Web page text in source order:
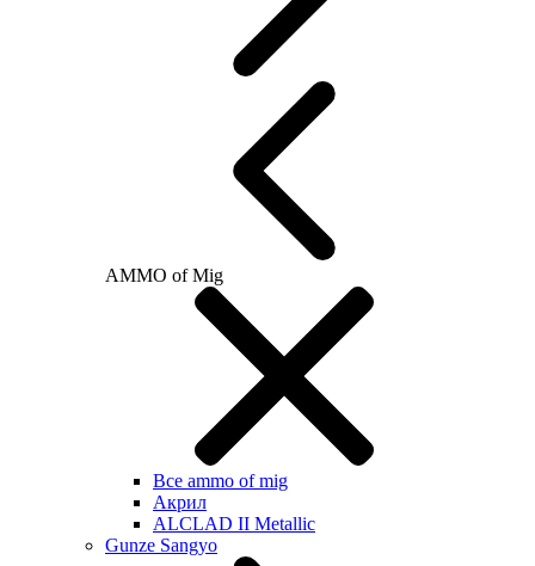
AMMO of Mig
Все ammo of mig
Акрил
ALCLAD II Metallic
Gunze Sangyo